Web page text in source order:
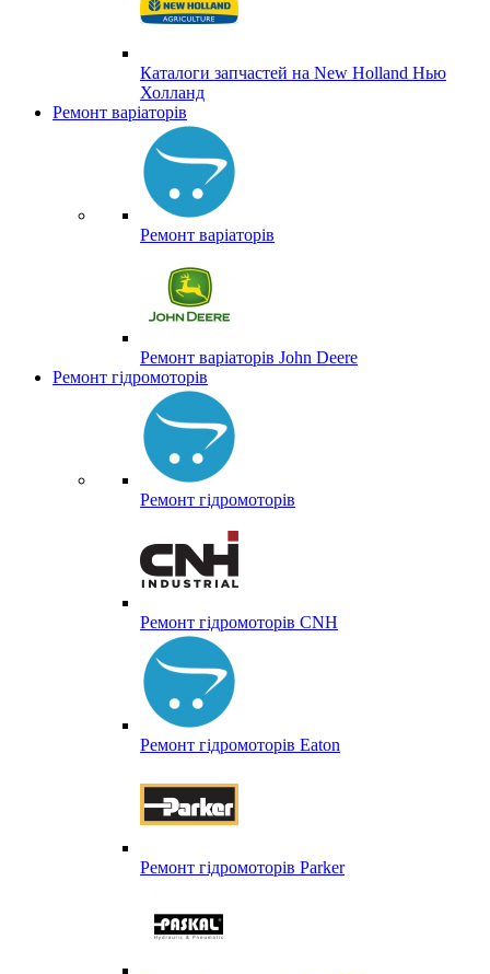
Каталоги запчастей на New Holland Нью
Холланд
Ремонт варіаторів
Ремонт варіаторів
Ремонт варіаторів John Deere
Ремонт гідромоторів
Ремонт гідромоторів
Ремонт гідромоторів CNH
Ремонт гідромоторів Eaton
Ремонт гідромоторів Parker